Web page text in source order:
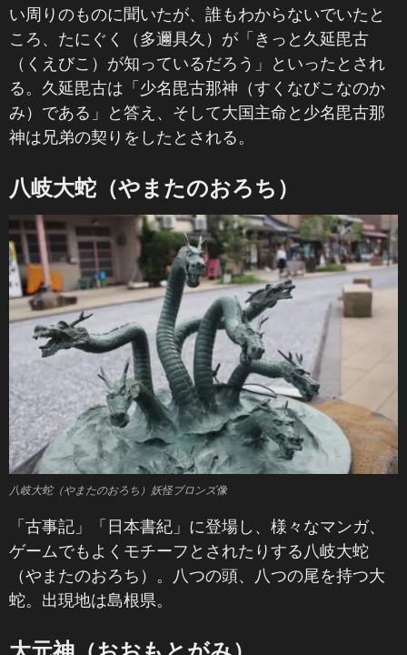
い周りのものに聞いたが、誰もわからないでいたと
ころ、たにぐく（多邇具久）が「きっと久延毘古
（くえびこ）が知っているだろう」といったとされ
る。久延毘古は「少名毘古那神（すくなびこなのか
み）である」と答え、そして大国主命と少名毘古那
神は兄弟の契りをしたとされる。
八岐大蛇（やまたのおろち）
八岐大蛇（やまたのおろち）妖怪ブロンズ像
「古事記」「日本書紀」に登場し、様々なマンガ、
ゲームでもよくモチーフとされたりする八岐大蛇
（やまたのおろち）。八つの頭、八つの尾を持つ大
蛇。出現地は島根県。